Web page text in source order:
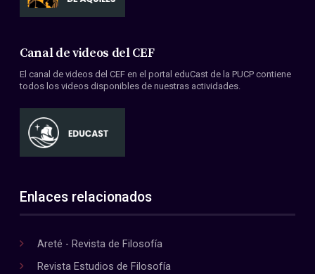
Canal de videos del CEF
El canal de videos del CEF en el portal eduCast de la PUCP contiene
todos los videos disponibles de nuestras actividades.
Enlaces relacionados
Areté - Revista de Filosofía
Revista Estudios de Filosofía